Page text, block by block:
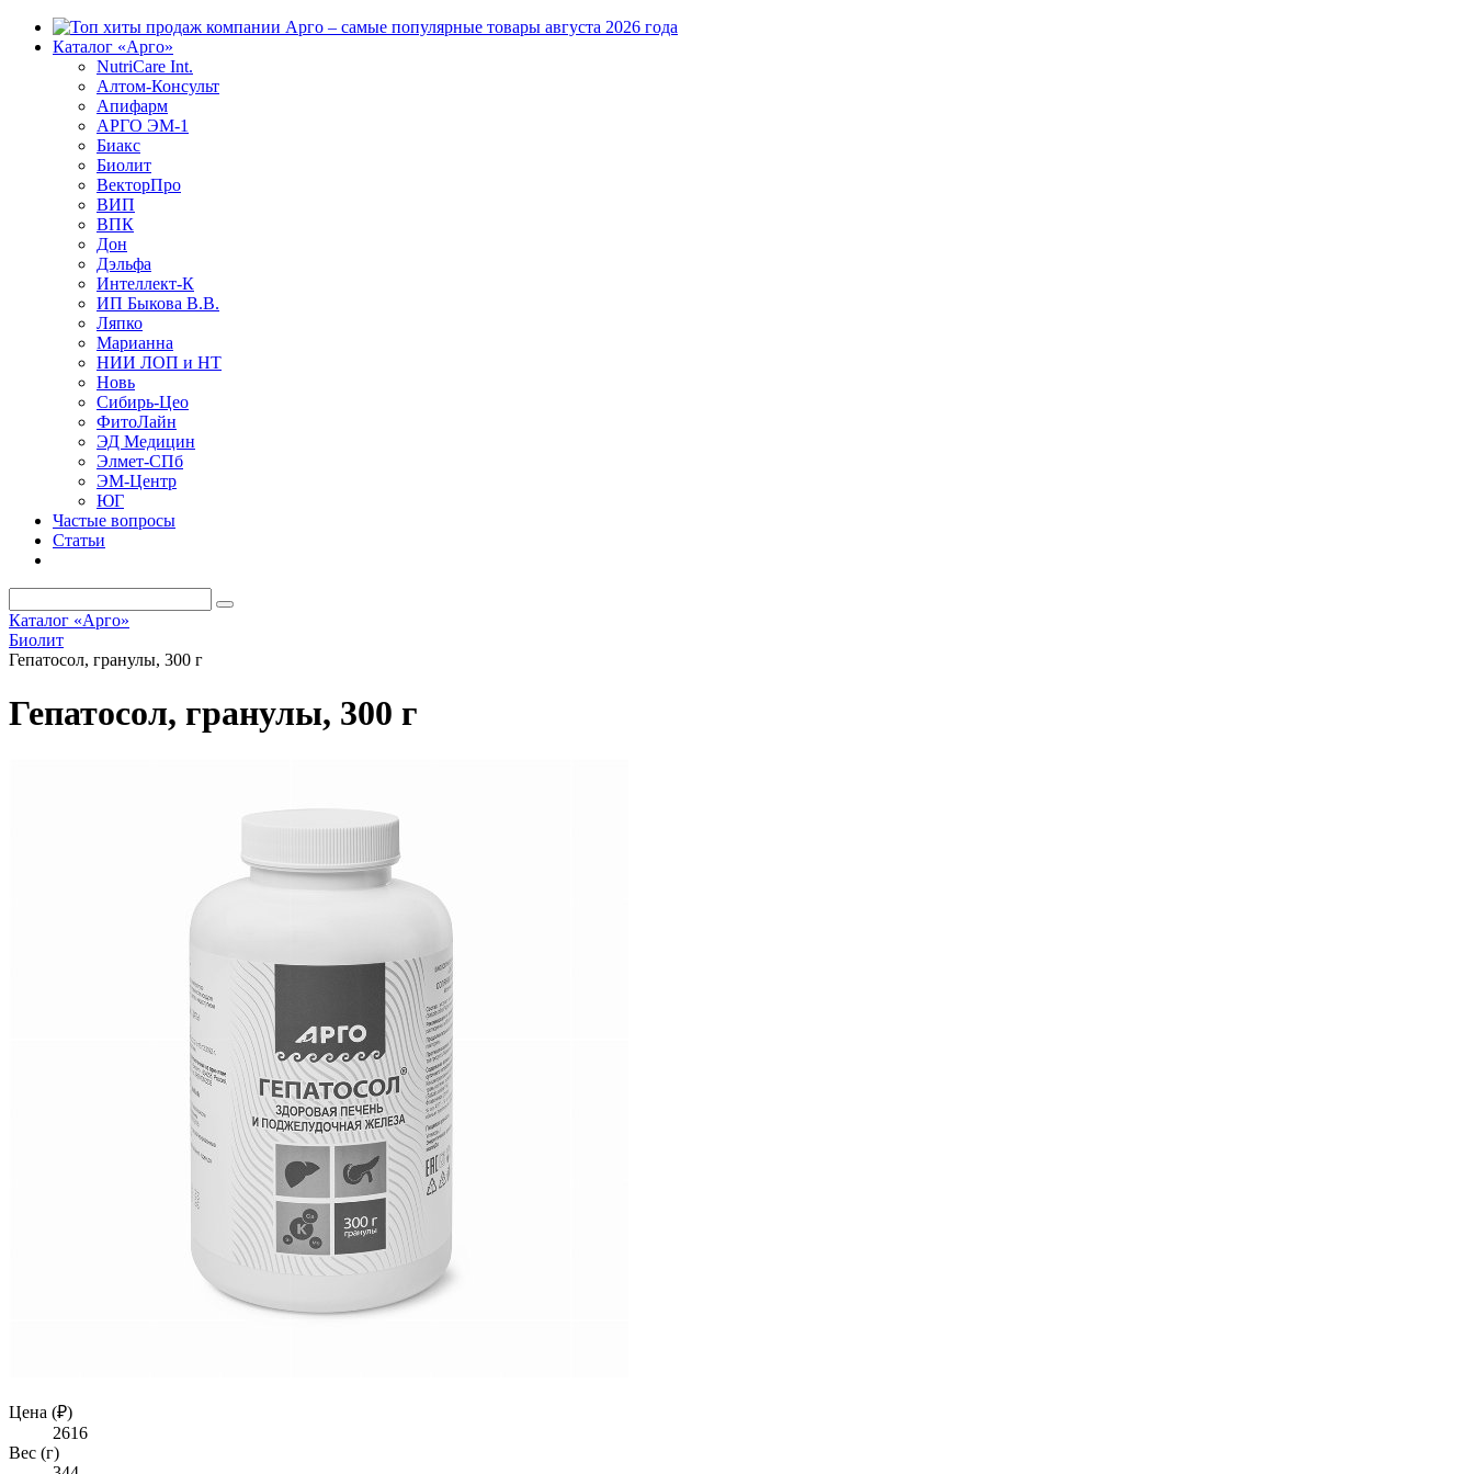
Каталог «Арго»
NutriCare Int.
Алтом-Консульт
Апифарм
АРГО ЭМ-1
Биакс
Биолит
ВекторПро
ВИП
ВПК
Дон
Дэльфа
Интеллект-К
ИП Быкова В.В.
Ляпко
Марианна
НИИ ЛОП и НТ
Новь
Сибирь-Цео
ФитоЛайн
ЭД Медицин
Элмет-СПб
ЭМ-Центр
ЮГ
Частые вопросы
Статьи
Каталог «Арго»
Биолит
Гепатосол, гранулы, 300 г
Гепатосол, гранулы, 300 г
Цена (₽)
2616
Вес (г)